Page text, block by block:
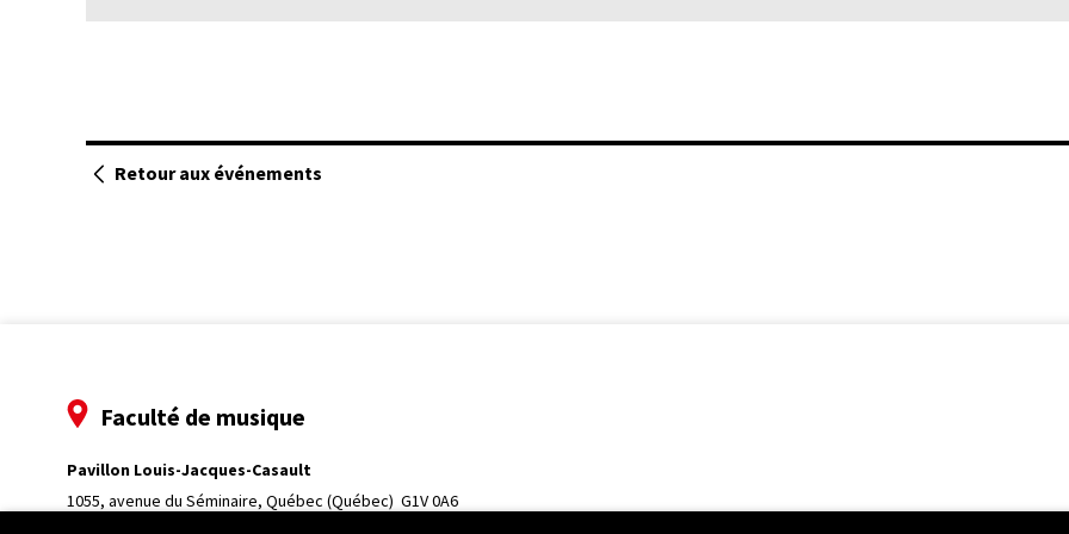
Retour aux événements
Faculté de musique
Pavillon Louis-Jacques-Casault
1055, avenue du Séminaire, Québec (Québec)  G1V 0A6